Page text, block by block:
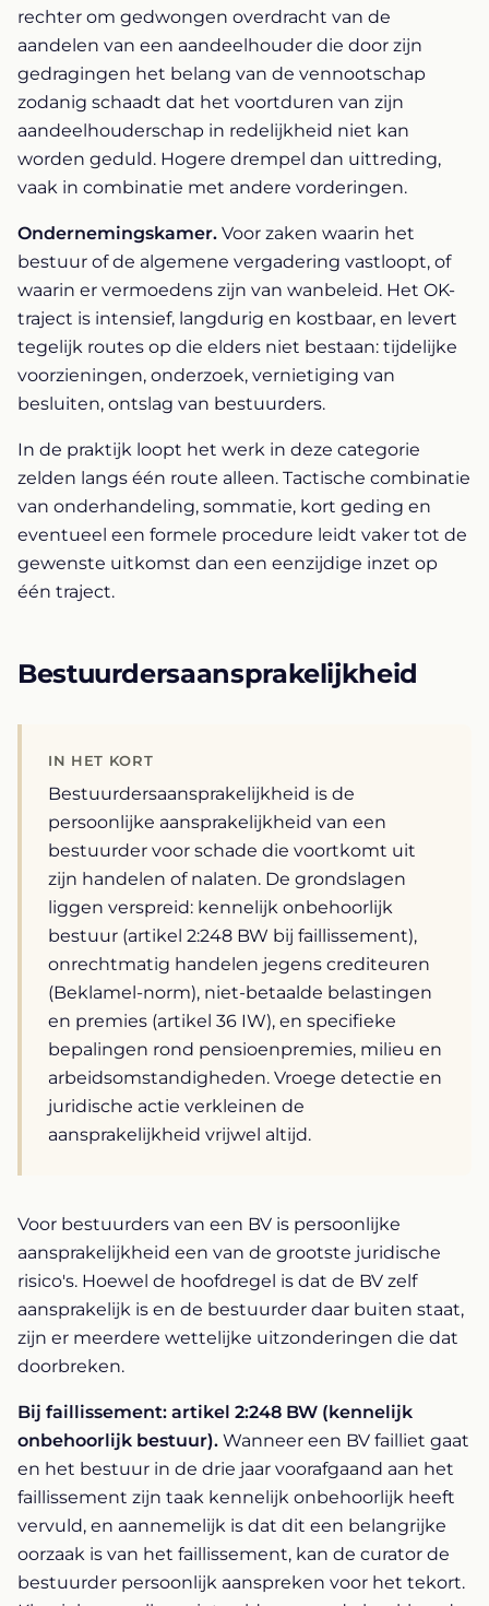
rechter om gedwongen overdracht van de
aandelen van een aandeelhouder die door zijn
gedragingen het belang van de vennootschap
zodanig schaadt dat het voortduren van zijn
aandeelhouderschap in redelijkheid niet kan
worden geduld. Hogere drempel dan uittreding,
vaak in combinatie met andere vorderingen.
Ondernemingskamer. Voor zaken waarin het
bestuur of de algemene vergadering vastloopt, of
waarin er vermoedens zijn van wanbeleid. Het OK-
traject is intensief, langdurig en kostbaar, en levert
tegelijk routes op die elders niet bestaan: tijdelijke
voorzieningen, onderzoek, vernietiging van
besluiten, ontslag van bestuurders.
In de praktijk loopt het werk in deze categorie
zelden langs één route alleen. Tactische combinatie
van onderhandeling, sommatie, kort geding en
eventueel een formele procedure leidt vaker tot de
gewenste uitkomst dan een eenzijdige inzet op
één traject.
Bestuurdersaansprakelijkheid
IN HET KORT
Bestuurdersaansprakelijkheid is de
persoonlijke aansprakelijkheid van een
bestuurder voor schade die voortkomt uit
zijn handelen of nalaten. De grondslagen
liggen verspreid: kennelijk onbehoorlijk
bestuur (artikel 2:248 BW bij faillissement),
onrechtmatig handelen jegens crediteuren
(Beklamel-norm), niet-betaalde belastingen
en premies (artikel 36 IW), en specifieke
bepalingen rond pensioenpremies, milieu en
arbeidsomstandigheden. Vroege detectie en
juridische actie verkleinen de
aansprakelijkheid vrijwel altijd.
Voor bestuurders van een BV is persoonlijke
aansprakelijkheid een van de grootste juridische
risico's. Hoewel de hoofdregel is dat de BV zelf
aansprakelijk is en de bestuurder daar buiten staat,
zijn er meerdere wettelijke uitzonderingen die dat
doorbreken.
Bij faillissement: artikel 2:248 BW (kennelijk
onbehoorlijk bestuur). Wanneer een BV failliet gaat
en het bestuur in de drie jaar voorafgaand aan het
faillissement zijn taak kennelijk onbehoorlijk heeft
vervuld, en aannemelijk is dat dit een belangrijke
oorzaak is van het faillissement, kan de curator de
bestuurder persoonlijk aanspreken voor het tekort.